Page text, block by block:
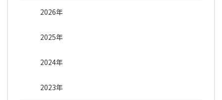
2026年
2025年
2024年
2023年